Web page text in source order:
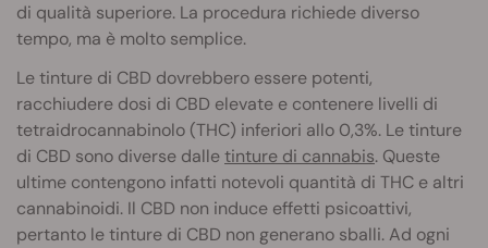
di qualità superiore. La procedura richiede diverso
tempo, ma è molto semplice.
Le tinture di CBD dovrebbero essere potenti,
racchiudere dosi di CBD elevate e contenere livelli di
tetraidrocannabinolo (THC) inferiori allo 0,3%. Le tinture
di CBD sono diverse dalletinture di cannabis. Queste
ultime contengono infatti notevoli quantità di THC e altri
cannabinoidi. Il CBD non induce effetti psicoattivi,
pertanto le tinture di CBD non generano sballi. Ad ogni